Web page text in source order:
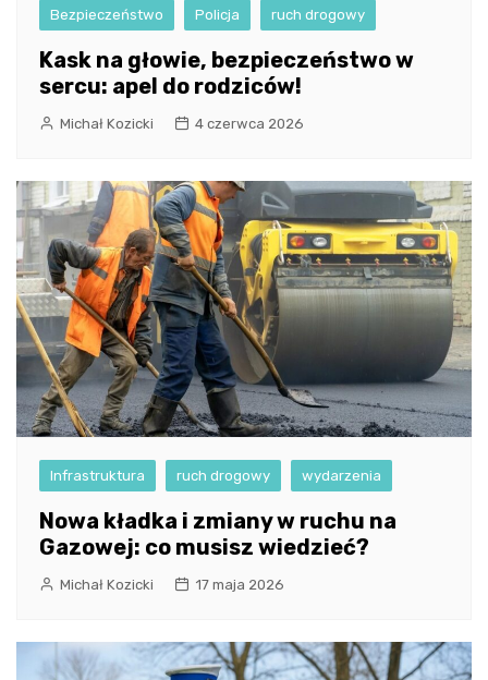
Bezpieczeństwo Policja ruch drogowy
Kask na głowie, bezpieczeństwo w
sercu: apel do rodziców!
Michał Kozicki 4 czerwca 2026
Infrastruktura ruch drogowy wydarzenia
Nowa kładka i zmiany w ruchu na
Gazowej: co musisz wiedzieć?
Michał Kozicki 17 maja 2026